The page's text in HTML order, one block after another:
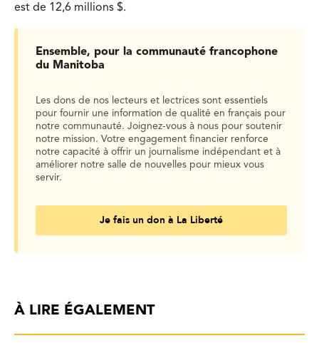
est de 12,6 millions $.
Ensemble, pour la communauté francophone
du Manitoba
Les dons de nos lecteurs et lectrices sont essentiels
pour fournir une information de qualité en français pour
notre communauté. Joignez-vous à nous pour soutenir
notre mission. Votre engagement financier renforce
notre capacité à offrir un journalisme indépendant et à
améliorer notre salle de nouvelles pour mieux vous
servir.
Je fais un don à La Liberté
À LIRE ÉGALEMENT